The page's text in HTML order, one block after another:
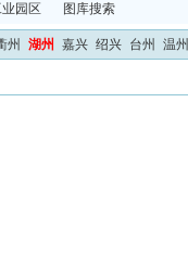
园区 图库搜索
州 湖州 嘉兴 绍兴 台州 温州